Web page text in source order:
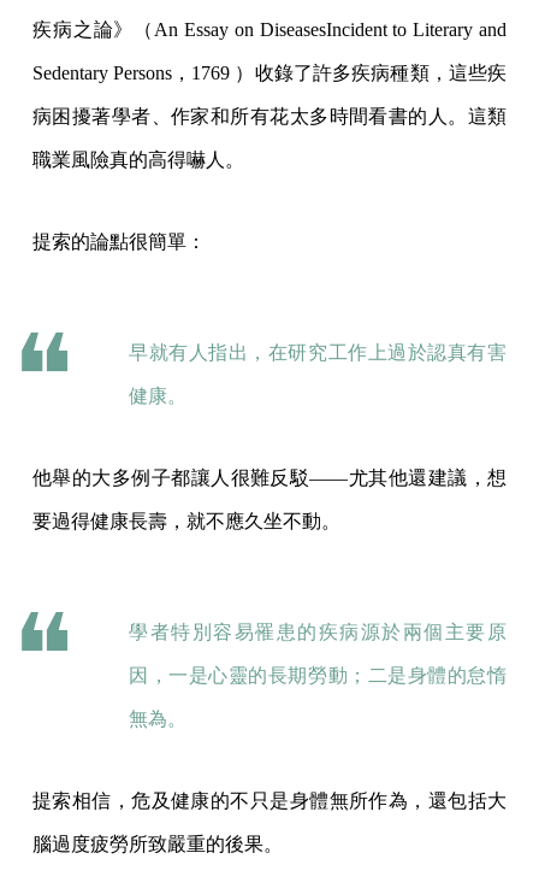
疾病之論》（An Essay on DiseasesIncident to Literary and
Sedentary Persons，1769 ）收錄了許多疾病種類，這些疾
病困擾著學者、作家和所有花太多時間看書的人。這類
職業風險真的高得嚇人。
提索的論點很簡單：
早就有人指出，在研究工作上過於認真有害
健康。
他舉的大多例子都讓人很難反駁——尤其他還建議，想
要過得健康長壽，就不應久坐不動。
學者特別容易罹患的疾病源於兩個主要原
因，一是心靈的長期勞動；二是身體的怠惰
無為。
提索相信，危及健康的不只是身體無所作為，還包括大
腦過度疲勞所致嚴重的後果。